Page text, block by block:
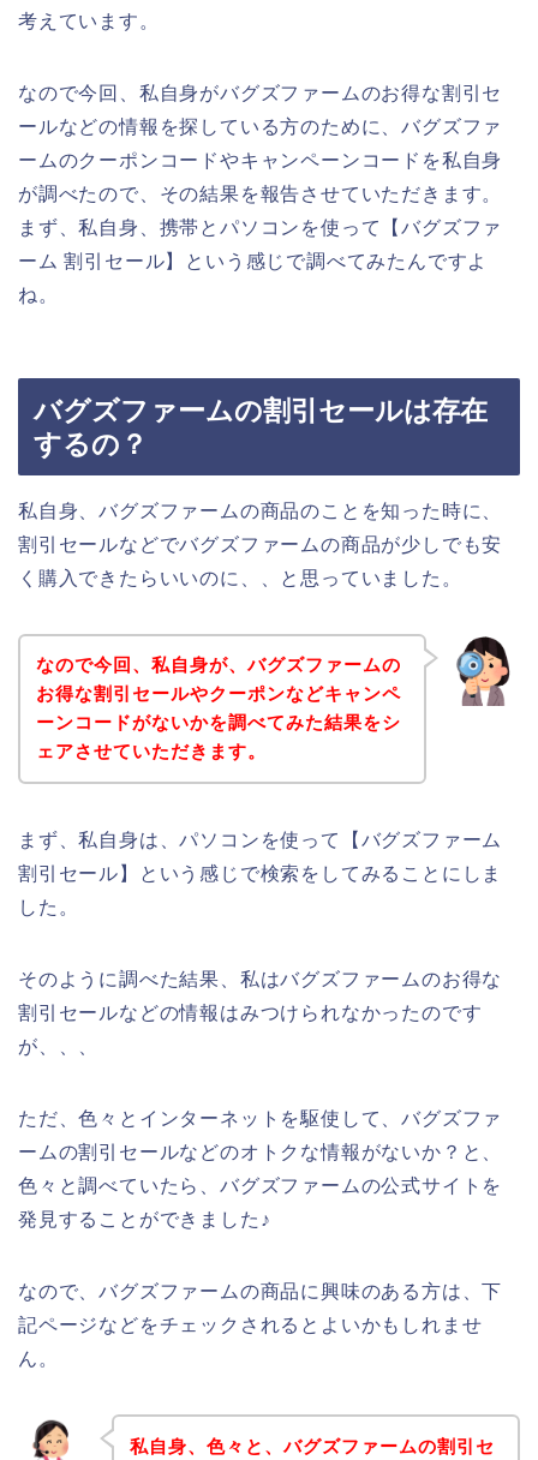
考えています。
なので今回、私自身がバグズファームのお得な割引セ
ールなどの情報を探している方のために、バグズファ
ームのクーポンコードやキャンペーンコードを私自身
が調べたので、その結果を報告させていただきます。
まず、私自身、携帯とパソコンを使って【バグズファ
ーム 割引セール】という感じで調べてみたんですよ
ね。
バグズファームの割引セールは存在
するの？
私自身、バグズファームの商品のことを知った時に、
割引セールなどでバグズファームの商品が少しでも安
く購入できたらいいのに、、と思っていました。
なので今回、私自身が、バグズファームの
お得な割引セールやクーポンなどキャンペ
ーンコードがないかを調べてみた結果をシ
ェアさせていただきます。
まず、私自身は、パソコンを使って【バグズファーム
割引セール】という感じで検索をしてみることにしま
した。
そのように調べた結果、私はバグズファームのお得な
割引セールなどの情報はみつけられなかったのです
が、、、
ただ、色々とインターネットを駆使して、バグズファ
ームの割引セールなどのオトクな情報がないか？と、
色々と調べていたら、バグズファームの公式サイトを
発見することができました♪
なので、バグズファームの商品に興味のある方は、下
記ページなどをチェックされるとよいかもしれませ
ん。
私自身、色々と、バグズファームの割引セ